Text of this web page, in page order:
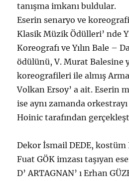
tanışma imkanı buldular.
Eserin senaryo ve
Klasik Müzik Ödülleri’ nde
Koreografı ve Yılın Bale –
ödülünü, V. Murat Balesine
koreografileri ile almış
Volkan Ersoy’ a ait. Eserin
ise aynı zamanda
Hoinic tarafından
Dekor İsmail DEDE, kostüm
Fuat GÖK imzası taşıyan
D’ ARTAGNAN’ ı Erhan